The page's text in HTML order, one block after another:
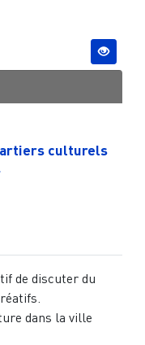
culturels
de discuter du
dans la ville